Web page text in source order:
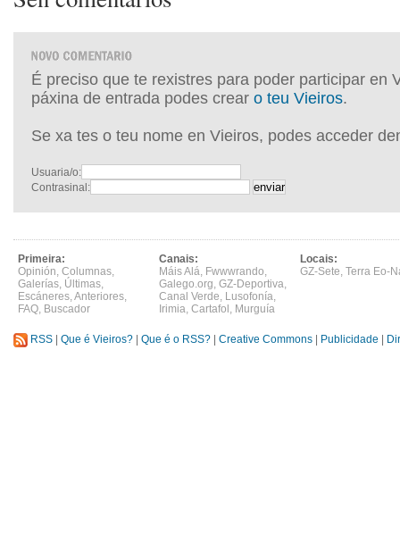
É preciso que te rexistres para poder participar en
páxina de entrada podes crear o teu Vieiros.
Se xa tes o teu nome en Vieiros, podes acceder
Usuaria/o:
Contrasinal:
Primeira:
Opinión, Columnas,
Galerías, Últimas,
Escáneres,Anteriores,
FAQ, Buscador
Canais:
Máis Alá, Fwwwrando,
Galego.org, GZ-Deportiva,
Canal Verde, Lusofonía,
Irimia, Cartafol , Murguía
Locais:
GZ-Sete, Terra Eo-
RSS Que é Vieiros? Que é o RSS? Creative Commons Publicidade